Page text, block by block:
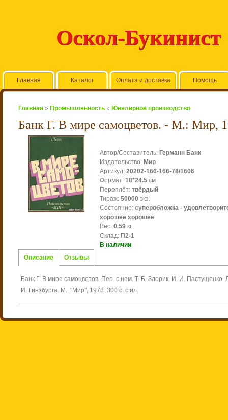
Оскол-Букинист
Главная Каталог Оплата и доставка Помощь
Главная » Промышленность » Ювелирное производство
Банк Г. В мире самоцветов. - М.: Мир,
Автор/Составитель: Германн Банк
Издательство: Мир
Артикул: 20202-166-166-78/1606
Формат: 18*24.5 см
Переплёт: твёрдый
Тираж: 50000 экз.
Состояние: суперобложка -
хорошее хорошее
Вес: 0.59 кг
Склад: П2-1
В наличии
Описание
Отзывы
Банк Г. В мире самоцветов. Пер. с нем. Т. Б. Здорик, И. И. Пастущенко,
И. Гинзбурга. М., "Мир", 1978. 300 с. с ил.